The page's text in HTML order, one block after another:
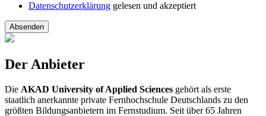
Datenschutzerklärung gelesen und akzeptiert
Absenden
Der Anbieter
Die AKAD University of Applied Sciences gehört als erste
staatlich anerkannte private Fernhochschule Deutschlands zu den
größten Bildungsanbietern im Fernstudium. Seit über 65 Jahren